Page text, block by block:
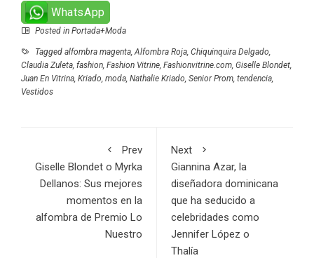
WhatsApp
Posted in Portada+Moda
Tagged alfombra magenta,Alfombra Roja, Chiquinquira Delgado,
Claudia Zuleta, fashion, Fashion Vitrine, Fashionvitrine.com, Giselle Blondet,
Juan En Vitrina, Kriado, moda, Nathalie Kriado, Senior Prom, tendencia,
Vestidos
Prev
Giselle Blondet o Myrka
Dellanos: Sus mejores
momentos en la
alfombra de Premio Lo
Nuestro
Next
Giannina Azar, la
diseñadora dominicana
que ha seducido a
celebridades como
Jennifer López o
Thalía